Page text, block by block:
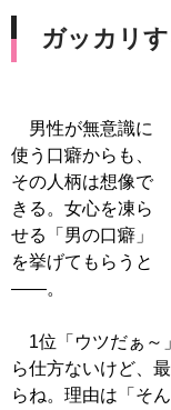
ガッカリ
男性が無意識に
使う口癖からも、
その人柄は想像で
きる。女心を凍ら
せる「男の口癖」
を挙げてもらうと
――。
1位「ウツだぁ～
ら仕方ないけど、
らね。理由は「そ